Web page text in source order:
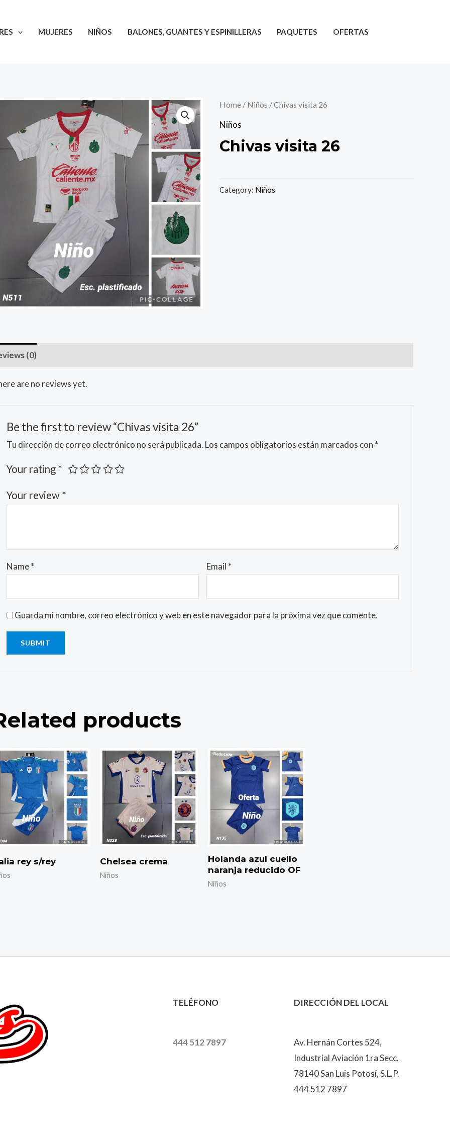
MUJERES NIÑOS BALONES, GUANTES Y ESPINILLERAS PAQUETES OFERTAS
Home / Niños / Chivas visita 26
Niños
Chivas visita 26
Category: Niños
(0)
are no reviews yet.
Be the first to review “Chivas visita 26”
Tu dirección de correo electrónico no será publicada. Los campos obligatorios están marcados con *
Your rating *
Your review *
Name* Email *
Guarda mi nombre, correo electrónico y web en este navegador para la próxima vez que comente.
products
rey s/rey Chelsea crema
Niños
Holanda azul cuello
naranja reducido OF
Niños
TELÉFONO
444 512 7897
DIRECCIÓN DEL LOCAL
Av. Hernán Cortes 524,
Industrial Aviación 1ra Secc,
78140 San Luis Potosí, S.L.P.
444 512 7897